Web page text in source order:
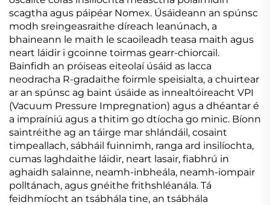
scagtha agus páipéar Nomex. Úsáideann an spúnsc
modh sreingeasraithe díreach leanúnach, a
bhaineann le maith le scaoileadh teasa maith agus
neart láidir i gcoinne toirmas gearr-chiorcail.
Bainfidh an próiseas eiteolaí úsáid as lacca
neodracha R-gradaithe foirmle speisialta, a chuirtear
ar an spúnsc ag baint úsáide as innealtóireacht VPI
(Vacuum Pressure Impregnation) agus a dhéantar é
a impraíniú agus a thitim go dtíocha go minic. Bíonn
saintréithe ag an táirge mar shlándáil, cosaint
timpeallach, sábháil fuinnimh, ranga ard insilíochta,
cumas laghdaithe láidir, neart lasair, fiabhrú in
aghaidh salainne, neamh-inbheála, neamh-iompair
polltánach, agus gnéithe frithshléanála. Tá
feidhmíocht an tsábhála tine, an tsábhála